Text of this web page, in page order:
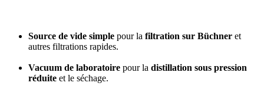
Source de vide simple pour la filtration sur Büchner et
autres filtrations rapides.
Vacuum de laboratoire pour la distillation sous pression
réduite et le séchage.